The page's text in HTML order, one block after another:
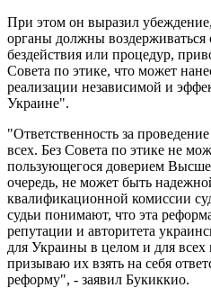
При этом он выразил
органы должны
бездействия или процедур,
Совета по этике, что может
реализации независимой и
Украине".
"Ответственность за
всех. Без Совета по этике не
пользующегося доверием
очередь, не может быть
квалификационной комиссии
судьи понимают, что эта
репутации и авторитета
для Украины в целом и для
призываю их взять на себя
реформу", - заявил Букиккио.